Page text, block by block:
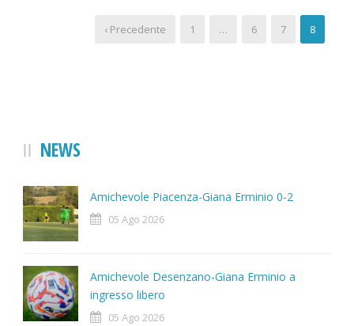
‹ Precedente 1 … 6 7 8
NEWS
Amichevole Piacenza-Giana Erminio 0-2
05 Ago 2026
Amichevole Desenzano-Giana Erminio a
ingresso libero
05 Ago 2026